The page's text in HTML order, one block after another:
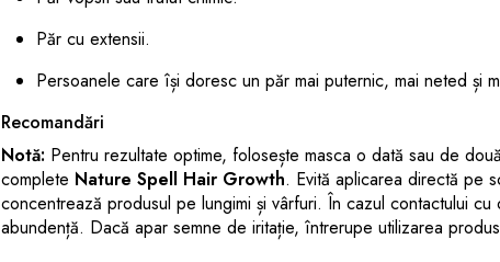
Păr cu extensii.
Persoanele care își doresc un păr mai puternic, mai neted și
Recomandări
Notă: Pentru rezultate optime, folosește masca o dată sau de
complete Nature Spell Hair Growth. Evită aplicarea directă pe
concentrează produsul pe lungimi și vârfuri. În cazul contactului
abundență. Dacă apar semne de iritație, întrerupe utilizarea